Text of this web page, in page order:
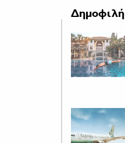
Δημοφιλή